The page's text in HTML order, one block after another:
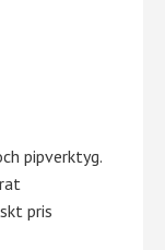
pipverktyg.
pris